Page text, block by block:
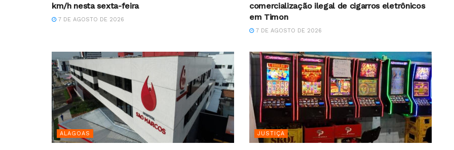
km/h nesta sexta-feira
7 DE AGOSTO DE 2026
comercialização ilegal de cigarros eletrônicos
em Timon
7 DE AGOSTO DE 2026
ALAGOAS JUSTIÇA